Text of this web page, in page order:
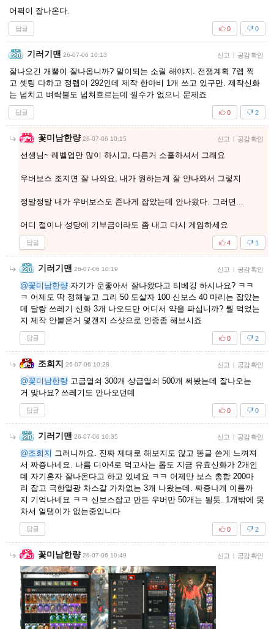
어픽이 잘나온다.
답글 0
0
기러기맨 26-07-06 10:13 신고 | 공감 확인
잘나오긴 개뿔이 잘나옵니까? 말이되는 소릴 해야지. 전쟁계획 7렙 찍
고 셋팅 다하고 정렙이 292인데 제작 한아비 1개 쓰고 있구만. 제작신화
는 넘치고 벼락불도 넘쳐흐르는데 낄수가 없으니 문제죠
답글 2
0
꽃미남한량 26-07-06 10:15 신고 | 공감 확인
선생님~ 레벨업만 많이 하시고, 다른거 소홀하셔서 그래요
우버보스 조지면 잘 나와요, 내가 원하는게 잘 안나와서 그렇지
정말정말 내가 우버보스도 존나게 잡았는데 안나왔다. 그러면...
어디 절이나 성당에 기부금이라도 좀 내고 다시 게임하세요
답글 1
4
기러기맨 26-07-06 10:19 신고 | 공감 확인
@꽃미남한량 자기가 운좋아서 잘나왔다고 티베깅 하시나요? ㅋㅋ
ㅋ 어제도 딱 정해놓고 그리 50 도살자 100 신보스 40 마리는 잡았는
데 달랑 쓰레기 신화 3개 나오드만 어디서 약을 파십니까? 뭘 먹었는
지 제작 안붙은거 몇갠지 스샷으로 인증좀 해보시죠
답글 2
0
조희지 26-07-06 10:28 신고 | 공감 확인
@꽃미남한량 고급열쇠 300개 상급열쇠 500개 써봤는데 잘나오는
거 맞나요? 쓰레기도 안나오던데
답글 0
0
기러기맨 26-07-06 10:35 신고 | 공감 확인
@조희지 그러니까요. 진짜 제대로 해보지도 않고 똥글 쓴게 느껴져
서 짜증나네요. 나름 디아4로 먹고사는 롭도 지금 유효신화가 2개인
데 자기혼자 잘나온다고 하고 있네요 ㅋㅋ 어제만 보스 총합 200마
리 잡고 극한열광 차스갈 가차없는 3개 나왔는데. 짜증나게 이름까
지 기억나네요 ㅋㅋ 신보스잡고 만든 우버만 50개는 될듯. 1개밖에 못
차서 얼탱이가 없는중입니다
답글 2
0
꽃미남한량 26-07-06 10:49 신고 | 공감 확인